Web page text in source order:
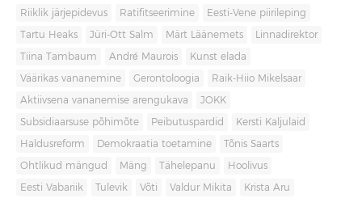
Riiklik järjepidevus Ratifitseerimine Eesti-Vene piirileping
Tartu Heaks Jüri-Ott Salm Märt Läänemets Linnadirektor
Tiina Tambaum André Maurois Kunst elada
Väärikas vananemine Gerontoloogia Raik-Hiio Mikelsaar
Aktiivsena vananemise arengukava JOKK
Subsidiaarsuse põhimõte Peibutuspardid Kersti Kaljulaid
Haldusreform Demokraatia toetamine Tõnis Saarts
Ohtlikud mängud Mäng Tähelepanu Hoolivus
Eesti Vabariik Tulevik Võti Valdur Mikita Krista Aru